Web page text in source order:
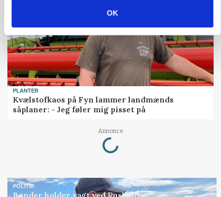
OK
PLANTER
Kvælstofkaos på Fyn lammer landmænds
såplaner: - Jeg føler mig pisset på
Annonce
Loading...
POLITIK